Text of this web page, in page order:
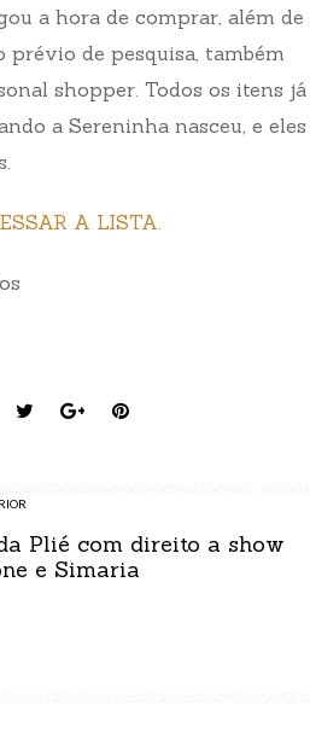
a hora de comprar, além de
de pesquisa, também
shopper. Todos os itens já
a Sereninha nasceu, e eles
A LISTA.
Plié com direito a show
e Simaria